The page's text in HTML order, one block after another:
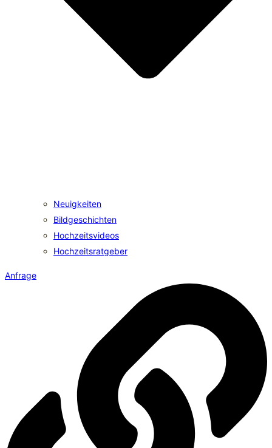
Neuigkeiten
Bildgeschichten
Hochzeitsvideos
Hochzeitsratgeber
Anfrage